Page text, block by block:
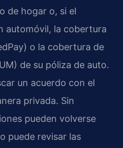
de hogar o, si el
automóvil, la cobertura
o la cobertura de
de su póliza de auto.
un acuerdo con el
privada. Sin
pueden volverse
puede revisar las